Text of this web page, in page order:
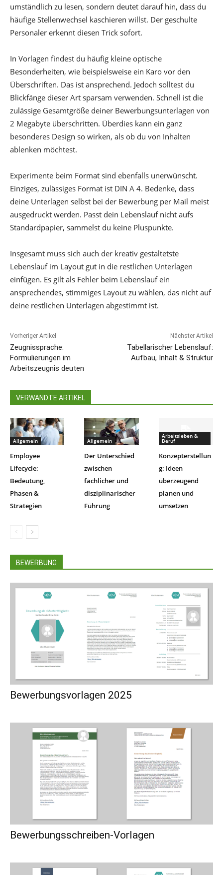
umständlich zu lesen, sondern deutet darauf hin, dass du
häufige Stellenwechsel kaschieren willst. Der geschulte
Personaler erkennt diesen Trick sofort.
In Vorlagen findest du häufig kleine optische
Besonderheiten, wie beispielsweise ein Karo vor den
Überschriften. Das ist ansprechend. Jedoch solltest du
Blickfänge dieser Art sparsam verwenden. Schnell ist die
zulässige Gesamtgröße deiner Bewerbungsunterlagen von
2 Megabyte überschritten. Überdies kann ein ganz
besonderes Design so wirken, als ob du von Inhalten
ablenken möchtest.
Experimente beim Format sind ebenfalls unerwünscht.
Einziges, zulässiges Format ist DIN A 4. Bedenke, dass
deine Unterlagen selbst bei der Bewerbung per Mail meist
ausgedruckt werden. Passt dein Lebenslauf nicht aufs
Standardpapier, sammelst du keine Pluspunkte.
Insgesamt muss sich auch der kreativ gestaltetste
Lebenslauf im Layout gut in die restlichen Unterlagen
einfügen. Es gilt als Fehler beim Lebenslauf ein
ansprechendes, stimmiges Layout zu wählen, das nicht auf
deine restlichen Unterlagen abgestimmt ist.
Vorheriger Artikel
Zeugnissprache:
Formulierungen im
Arbeitszeugnis deuten
Nächster Artikel
Tabellarischer Lebenslauf:
Aufbau, Inhalt & Struktur
VERWANDTE ARTIKEL
Allgemein
Employee
Lifecycle:
Bedeutung,
Phasen &
Strategien
Allgemein
Der Unterschied
zwischen
fachlicher und
disziplinarischer
Führung
Arbeitsleben &
Beruf
Konzepterstellun
g: Ideen
überzeugend
planen und
umsetzen
BEWERBUNG
Bewerbungsvorlagen 2025
Bewerbungsschreiben-Vorlagen